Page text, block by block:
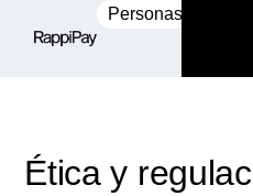
Personas
Ética y